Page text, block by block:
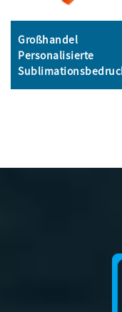
Großhandel
Personalisierte
Einweg-Armband